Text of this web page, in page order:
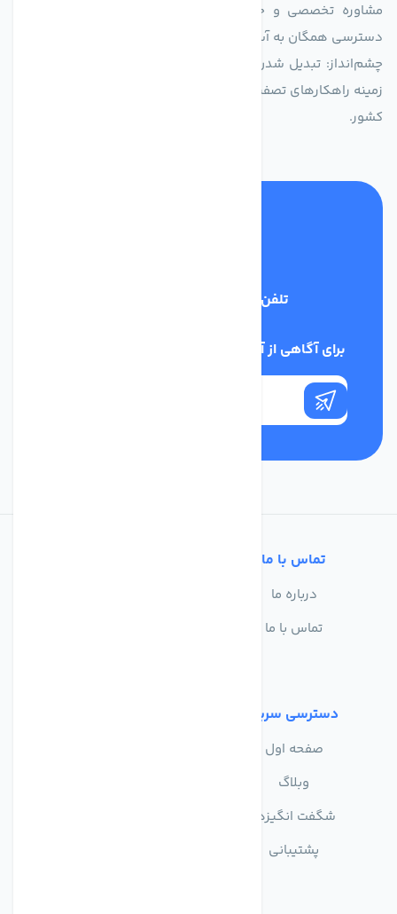
مشاوره تخصصی و خدمات پس از فروش مطمئن برای تضمین
دسترسی همگان به آب پاک و سالم.
چشم‌انداز: تبدیل شدن به انتخاب اول صنایع و مصرف‌کنندگان در
زمینه راهکارهای تصفیه آب و ایفای نقشی کلیدی در حفظ منابع آبی
کشور.
تلفن پشتیبانی
برای آگاهی از آخرین اخبار در خبرنامه ما عضو شوید
تماس با ما
درباره ما
تماس با ما
دسترسی سریع
صفحه اول
وبلاگ
شگفت انگیزها
پشتیبانی